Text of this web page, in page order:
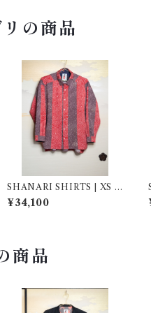
の商品
SHANARI SHIRTS | XS |
261034
¥34,100
商品